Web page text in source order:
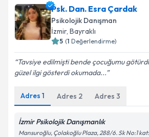
Klinik Psikolog Berken Gündüz
talebi oluşturun. Size bu uzmandan
için bir takvim hazırlandığında e-
bilgilendireceğiz.
E-posta Adresiniz
Kişisel verilerimin işlenmesine
Metni'ni okudum ve kişisel
kapsamda işlenmesini kabul
Psk. Dan. Esra Çardak
Psikolojik Danışman
İzmir, Bayraklı
5 (1 Değerlendirme)
Tavsiye edilmişti bende çocuğumu
güzel ilgi gösterdi okumada...
Adres 1 Adres 2 Adres 3
İzmir Psikolojik Danışmanlık
Mansuroğlu, Çolakoğlu Plaza, 288/6. Sk No:1